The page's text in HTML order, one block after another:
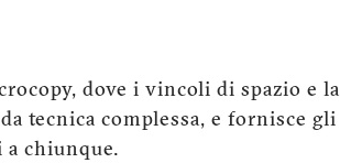
dove i vincoli di spazio e la
tecnica complessa, e fornisce gli
chiunque.